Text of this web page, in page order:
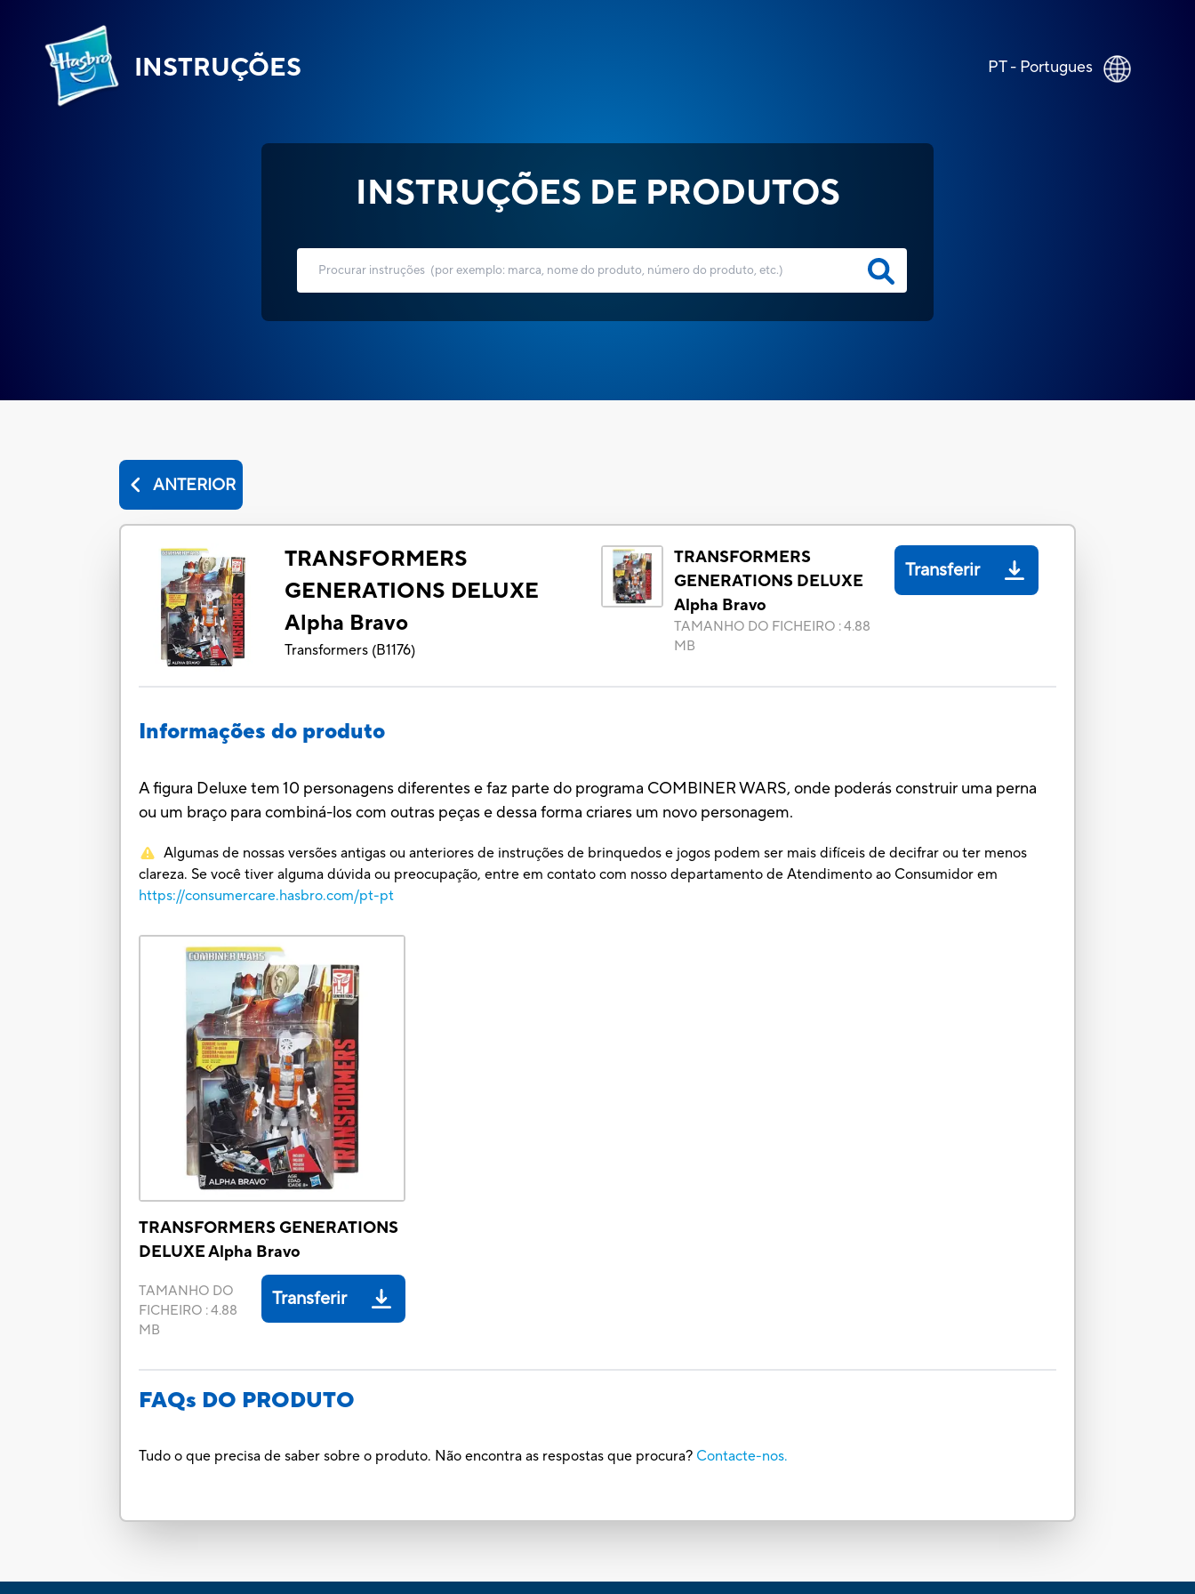
INSTRUÇÕES PT - Portugues
INSTRUÇÕES DE PRODUTOS
ANTERIOR
TRANSFORMERS
GENERATIONS DELUXE
Alpha Bravo
Transformers (B1176)
TRANSFORMERS
GENERATIONS DELUXE
Alpha Bravo
TAMANHO DO FICHEIRO :4.88
MB
Transferir
Informações do produto
A figura Deluxe tem 10 personagens diferentes e faz parte do programa COMBINER WARS, onde poderás construir uma perna
ou um braço para combiná-los com outras peças e dessa forma criares um novo personagem.
Algumas de nossas versões antigas ou anteriores de instruções de brinquedos e jogos podem ser mais difíceis de decifrar ou ter menos
clareza. Se você tiver alguma dúvida ou preocupação, entre em contato com nosso departamento de Atendimento ao Consumidor em
https://consumercare.hasbro.com/pt-pt
TRANSFORMERS GENERATIONS
DELUXE Alpha Bravo
TAMANHO DO
FICHEIRO :4.88
MB
Transferir
FAQs DO PRODUTO
Tudo o que precisa de saber sobre o produto. Não encontra as respostas que procura? Contacte-nos.